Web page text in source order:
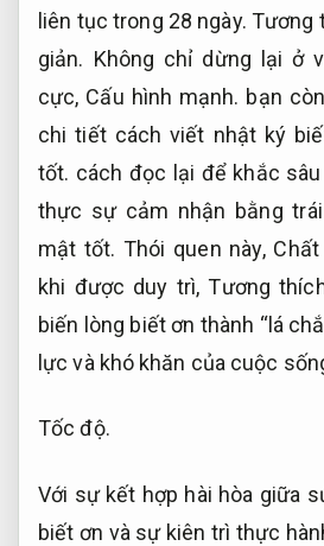
liên tục trong 28 ngày. Tương
giản. Không chỉ dừng lại ở
cực, Cấu hình mạnh. bạn
chi tiết cách viết nhật ký
tốt. cách đọc lại để khắc
thực sự cảm nhận bằng
mật tốt. Thói quen này,
khi được duy trì,Tương
biến lòng biết ơn thành “lá
lực và khó khăn của cuộc
Tốc độ.
Với sự kết hợp hài hòa giữa
biết ơn và sự kiên trì thực